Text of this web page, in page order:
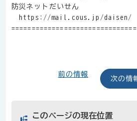
防災ネットだいせん
https://mail.cous.jp/daisen/
前の情報
次の情
このページの現在位置